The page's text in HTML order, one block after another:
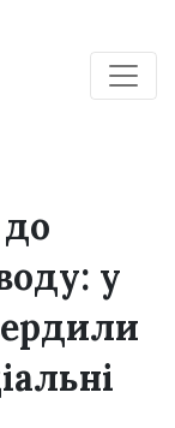
до
у